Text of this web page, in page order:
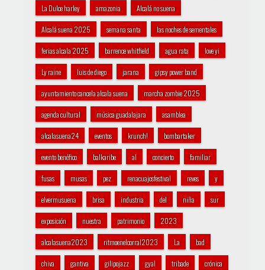
La Dulce harley amazonia Alcalá no suena
Alcalá suena 2025 semana santa las noches de sementales
ferias alcala 2025 barrence whitfield agua rata love yi
Ly raine luis de diego jarana gipsy power band
ayuntamiento cancela alcala suena marcha zombie 2025
agenda cultural música guadalajara asamblea
alcalasuena24 eventos krunch! bombartaker
evento benéfico balkaribe al concierto familiar
fusas musas pez renacuajosfestival reves y
elvermusuena brisa industria del niña sur
exposición nuestra patrimonio 2023
alcalasuena2023 ritmoenelcorral2023 La bad
chiva gantiva gilipojazz gyal tribade crónica